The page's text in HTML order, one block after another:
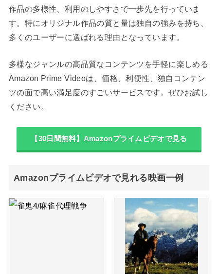
作品の多様性、利用のしやすさで一歩先を行っていま
す。特にオリジナル作品の質と量は独自の強みを持ち、
多くのユーザーに選ばれる理由となっています。
多様なジャンルの高品質なコンテンツを手軽に楽しめる
Amazon Prime Videoは、価格、利便性、独自コンテン
ツの面で高い満足度のすごいサービスです。ぜひお試し
ください。
【30日間無料】Amazonプライムビデオで見る
Amazonプライムビデオで見れる映画一例